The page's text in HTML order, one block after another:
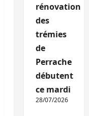
rénovation
des
trémies
de
Perrache
débutent
ce mardi
28/07/2026